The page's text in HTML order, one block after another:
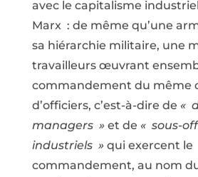
avec le capitalisme
Marx : de même qu’une
sa hiérarchie militaire, une
travailleurs œuvrant
commandement du même
d’officiers, c’est-à-dire de «
managers » et de « sous-
industriels » qui exercent le
commandement, au nom